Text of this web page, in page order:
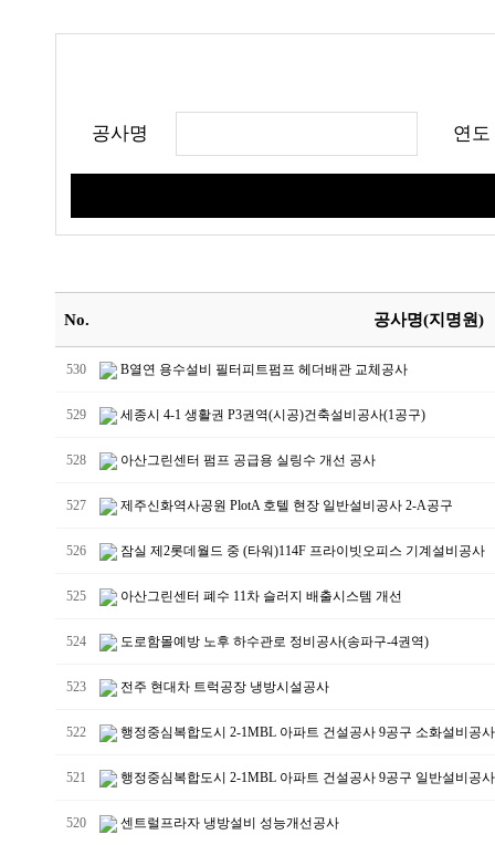
공사명 연도
No. 공사명(지명원)
530 B열연 용수설비 필터피트펌프 헤더배관 교체공사
529 세종시 4-1 생활권 P3권역(시공)건축설비공사(1공구)
528 아산그린센터 펌프 공급용 실링수 개선 공사
527 제주신화역사공원 PlotA 호텔 현장 일반설비공사 2-A공구
526 잠실 제2롯데월드 중 (타워)114F 프라이빗오피스 기계설비공사
525 아산그린센터 폐수 11차 슬러지 배출시스템 개선
524 도로함몰예방 노후 하수관로 정비공사(송파구-4권역)
523 전주 현대차 트럭공장 냉방시설공사
522 행정중심복합도시 2-1MBL 아파트 건설공사 9공구 소화설비공사
521 행정중심복합도시 2-1MBL 아파트 건설공사 9공구 일반설비공사
520 센트럴프라자 냉방설비 성능개선공사